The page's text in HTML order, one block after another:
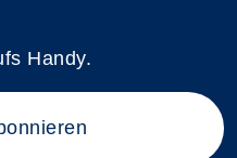
Handy.